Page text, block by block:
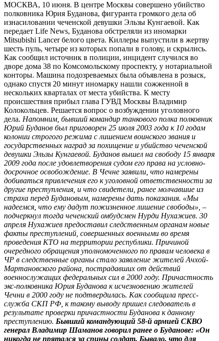
МОСКВА, 10 июня. В центре Москвы совершено убийство
полковника Юрия Буданова, фигуранта громкого дела об
изнасиловании чеченской девушки Эльзы Кунгаевой. Как
передает Life News, Буданова обстреляли из иномарки
Mitsubishi Lancer белого цвета. Киллеры выпустили в жертву
шесть пуль, четыре из которых попали в голову, и скрылись.
Как сообщил источник в полиции, инцидент случился во
дворе дома 38 по Комсомольскому проспекту, у нотариальной
конторы. Машина подозреваемых была объявлена в розыск,
однако спустя 20 минут иномарку нашли сожженной в
нескольких кварталах от места убийства. К месту
происшествия прибыл глава ГУВД Москвы Владимир
Колокольцев. Решается вопрос о возбуждении уголовного
дела. Напомним, бывший командир танкового полка полковник
Юрий Буданов был приговорен 25 июля 2003 года к 10 годам
колонии строгого режима с лишением воинского звания и
государственных наград за похищение и убийство чеченской
девушки Эльзы Кунгаевой. Буданов вышел на свободу 15 января
2009 года после удовлетворения судом его права на условно-
досрочное освобождение. В Чечне заявили, что намерены
добиваться привлечения его к уголовной ответственности за
другие преступления, и что свидетели, ранее молчавшие из
страха перед Будановым, намерены дать показания. «Мы
надеемся, что ему дадут пожизненное лишение свободы», –
подчеркнул тогда чеченский омбудсмен Нурди Нухажиев. 30
апреля Нухажиев предоставил следственным органам новые
факты преступлений, совершенных военными во время
проведения КТО на территории республики. Причиной
очередного обращения уполномоченного по правам человека в
ЧР в следственные органы стало заявление жителей Ачхой-
Мартановского района, пострадавших от действий
военнослужащих федеральных сил в 2000 году. Причастность
экс-полковника Юрия Буданова к исчезновению жителей
Чечни в 2000 году не подтвердилась. Как сообщила пресс-
служба СКП РФ, к такому выводу пришел следователь в
результате проверки причастности Буданова к данному
преступлению. Бывший командующий 58-й армией СКВО
генерал Владимир Шаманов говорил ранее о Буданове: «Он
никогда не прятался за спины солдат. Бывало, что для